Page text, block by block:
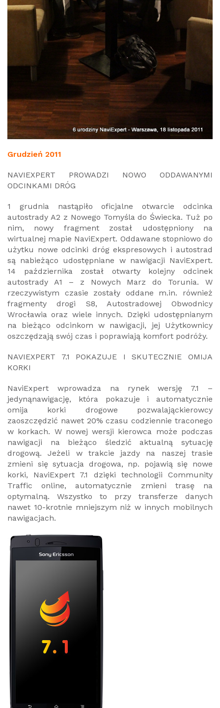
Grudzień 2011
NAVIEXPERT PROWADZI NOWO ODDAWANYMI
ODCINKAMI DRÓG
1 grudnia nastąpiło oficjalne otwarcie odcinka
autostrady A2 z Nowego Tomyśla do Świecka. Tuż po
nim, nowy fragment został udostępniony na
wirtualnej mapie NaviExpert. Oddawane stopniowo do
użytku nowe odcinki dróg ekspresowych i autostrad
są nabieżąco udostępniane w nawigacji NaviExpert.
14 października został otwarty kolejny odcinek
autostrady A1 – z Nowych Marz do Torunia. W
rzeczywistym czasie zostały oddane m.in. również
fragmenty drogi S8, Autostradowej Obwodnicy
Wrocławia oraz wiele innych. Dzięki udostępnianym
na bieżąco odcinkom w nawigacji, jej Użytkownicy
oszczędzają swój czas i poprawiają komfort podróży.
NAVIEXPERT 7.1 POKAZUJE I SKUTECZNIE OMIJA
KORKI
NaviExpert wprowadza na rynek wersję 7.1 –
jedynąnawigację, która pokazuje i automatycznie
omija korki drogowe pozwalająckierowcy
zaoszczędzić nawet 20% czasu codziennie traconego
w korkach. W nowej wersji kierowca może podczas
nawigacji na bieżąco śledzić aktualną sytuację
drogową. Jeżeli w trakcie jazdy na naszej trasie
zmieni się sytuacja drogowa, np. pojawią się nowe
korki, NaviExpert 7.1 dzięki technologii Community
Traffic online, automatycznie zmieni trasę na
optymalną. Wszystko to przy transferze danych
nawet 10-krotnie mniejszym niż w innych mobilnych
nawigacjach.